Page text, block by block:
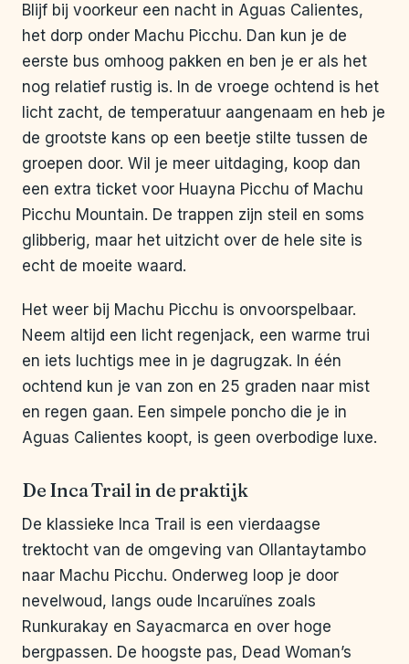
Blijf bij voorkeur een nacht in Aguas Calientes,
het dorp onder Machu Picchu. Dan kun je de
eerste bus omhoog pakken en ben je er als het
nog relatief rustig is. In de vroege ochtend is het
licht zacht, de temperatuur aangenaam en heb je
de grootste kans op een beetje stilte tussen de
groepen door. Wil je meer uitdaging, koop dan
een extra ticket voor Huayna Picchu of Machu
Picchu Mountain. De trappen zijn steil en soms
glibberig, maar het uitzicht over de hele site is
echt de moeite waard.
Het weer bij Machu Picchu is onvoorspelbaar.
Neem altijd een licht regenjack, een warme trui
en iets luchtigs mee in je dagrugzak. In één
ochtend kun je van zon en 25 graden naar mist
en regen gaan. Een simpele poncho die je in
Aguas Calientes koopt, is geen overbodige luxe.
De Inca Trail in de praktijk
De klassieke Inca Trail is een vierdaagse
trektocht van de omgeving van Ollantaytambo
naar Machu Picchu. Onderweg loop je door
nevelwoud, langs oude Incaruïnes zoals
Runkurakay en Sayacmarca en over hoge
bergpassen. De hoogste pas, Dead Woman’s